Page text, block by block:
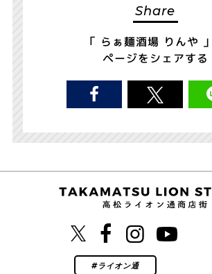
Share
「 らぁ麺酒場 りんや
ページをシェアする